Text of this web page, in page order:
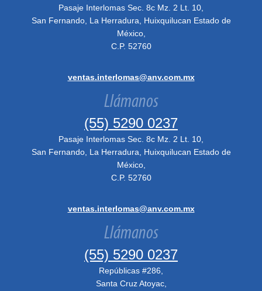
Pasaje Interlomas Sec. 8c Mz. 2 Lt. 10,
San Fernando, La Herradura, Huixquilucan Estado de
México,
C.P. 52760
ventas.interlomas@anv.com.mx
Llámanos
(55) 5290 0237
Pasaje Interlomas Sec. 8c Mz. 2 Lt. 10,
San Fernando, La Herradura, Huixquilucan Estado de
México,
C.P. 52760
ventas.interlomas@anv.com.mx
Llámanos
(55) 5290 0237
Repúblicas #286,
Santa Cruz Atoyac,